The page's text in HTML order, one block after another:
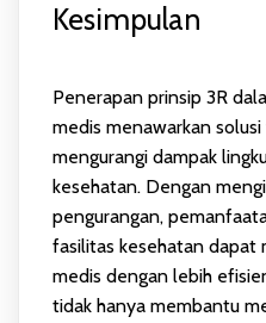
Kesimpulan
Penerapan prinsip 3R
medis menawarkan
mengurangi dampak
kesehatan. Dengan
pengurangan,
fasilitas kesehatan dapat
medis dengan lebih
tidak hanya membantu